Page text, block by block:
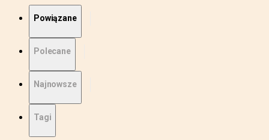
Powiązane
Polecane
Najnowsze
Tagi